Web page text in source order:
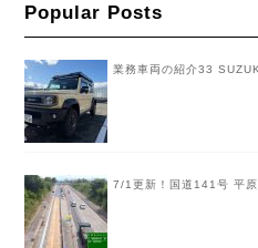
Popular Posts
業務車両の紹介33
7/1更新！国道141号 平